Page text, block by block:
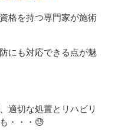
格を持つ専門家が施術
にも対応できる点が魅
適切な処置とリハビリ
・・・😓